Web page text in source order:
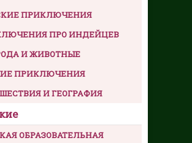
ПРИКЛЮЧЕНИЯ
ПРО ИНДЕЙЦЕВ
И ЖИВОТНЫЕ
ПРИКЛЮЧЕНИЯ
И ГЕОГРАФИЯ
ОБРАЗОВАТЕЛЬНАЯ